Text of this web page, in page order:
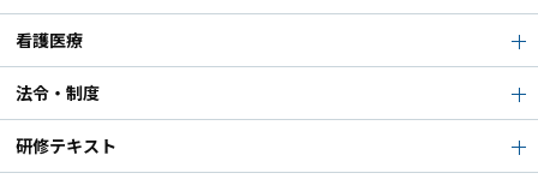
看護医療
法令・制度
研修テキスト